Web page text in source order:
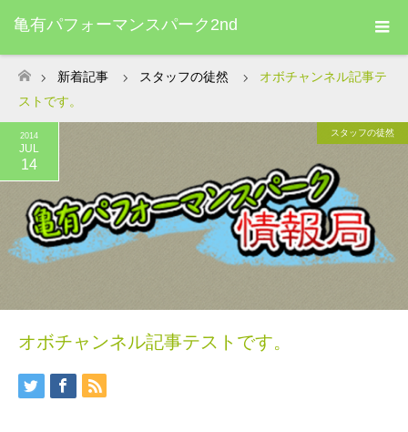
亀有パフォーマンスパーク2nd
ホーム
新着記事 スタッフの徒然
オボチャンネル記事テ
ストです。
2014
JUL
14
スタッフの徒然
オボチャンネル記事テストです。